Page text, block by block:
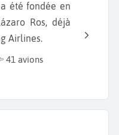
été fondée en
Ros, déjà
Airlines.
41 avions